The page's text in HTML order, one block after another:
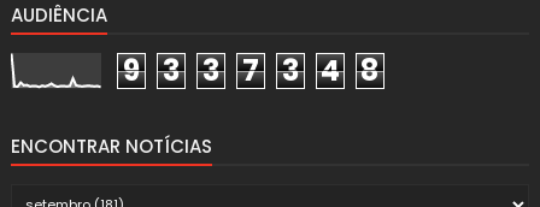
AUDIÊNCIA
9 3 3 7 3 4 8
ENCONTRAR NOTÍCIAS